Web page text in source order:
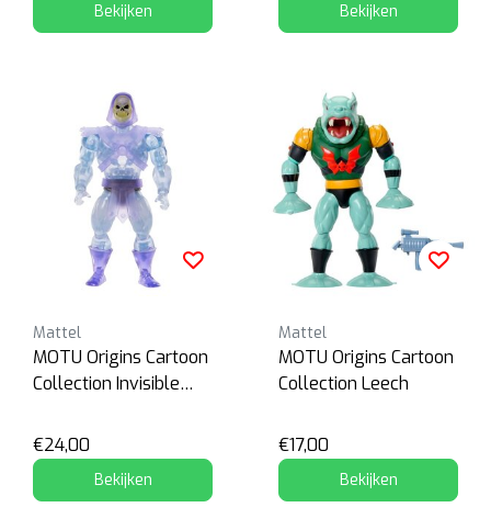
Bekijken Bekijken
Mattel
MOTU Origins Cartoon
Collection Invisible
€24,00
Bekijken
Mattel
MOTU Origins Cartoon
Collection Leech
€17,00
Bekijken